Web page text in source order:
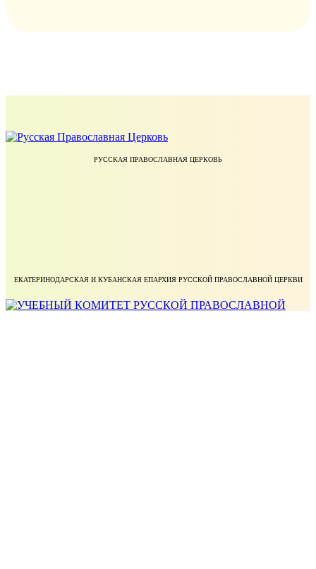
РУССКАЯ ПРАВОСЛАВНАЯ ЦЕРКОВЬ
ЕКАТЕРИНОДАРСКАЯ И КУБАНСКАЯ ЕПАРХИЯ РУССКОЙ ПРАВОСЛАВНОЙ ЦЕРКВИ